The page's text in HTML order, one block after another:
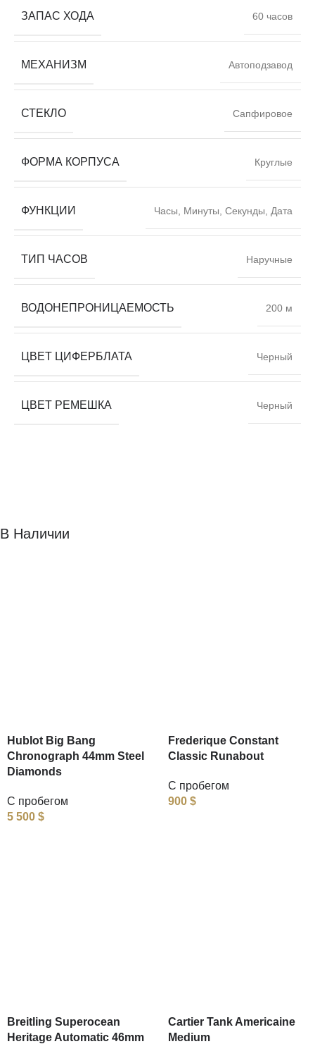
ЗАПАС ХОДА 60 часов
МЕХАНИЗМ Автоподзавод
СТЕКЛО Сапфировое
ФОРМА КОРПУСА Круглые
ФУНКЦИИ Часы, Минуты, Секунды, Дата
ТИП ЧАСОВ Наручные
ВОДОНЕПРОНИЦАЕМОСТЬ 200 м
ЦВЕТ ЦИФЕРБЛАТА Черный
ЦВЕТ РЕМЕШКА Черный
В Наличии
Hublot Big Bang
Chronograph 44mm Steel
Diamonds
С пробегом
5 500 $
Frederique Constant
Classic Runabout
С пробегом
900 $
Breitling Superocean
Heritage Automatic 46mm
Cartier Tank Americaine
Medium